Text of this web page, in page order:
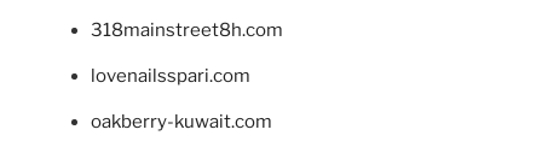
318mainstreet8h.com
lovenailsspari.com
oakberry-kuwait.com